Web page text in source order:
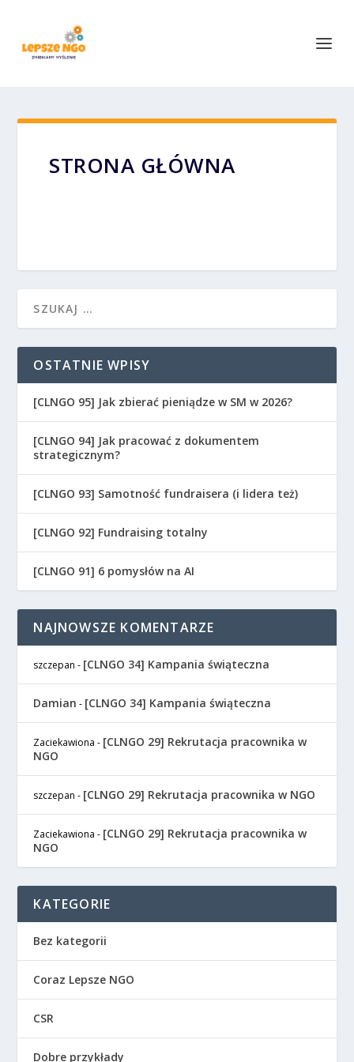
STRONA GŁÓWNA
OSTATNIE WPISY
[CLNGO 95] Jak zbierać pieniądze w SM w 2026?
[CLNGO 94] Jak pracować z dokumentem
strategicznym?
[CLNGO 93] Samotność fundraisera (i lidera też)
[CLNGO 92] Fundraising totalny
[CLNGO 91] 6 pomysłów na AI
NAJNOWSZE KOMENTARZE
szczepan - [CLNGO 34] Kampania świąteczna
Damian - [CLNGO 34] Kampania świąteczna
Zaciekawiona - [CLNGO 29] Rekrutacja pracownika w
NGO
szczepan - [CLNGO 29] Rekrutacja pracownika w NGO
Zaciekawiona - [CLNGO 29] Rekrutacja pracownika w
NGO
KATEGORIE
Bez kategorii
Coraz Lepsze NGO
CSR
Dobre przykłady